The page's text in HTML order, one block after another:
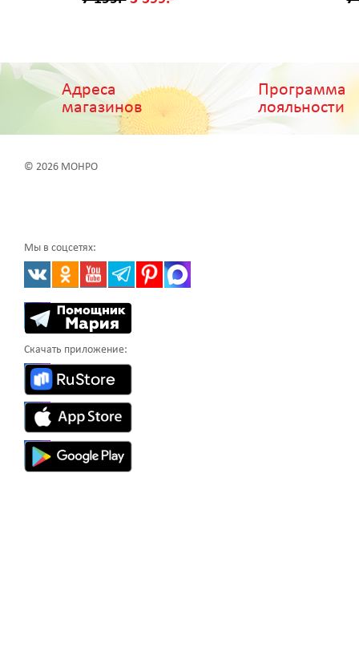
Адреса
магазинов
Программа
лояльности
© 2026 МОНРО
Мы в соцсетях:
Скачать приложение: